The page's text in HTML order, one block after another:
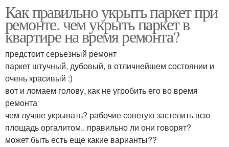
Как правильно укрыть паркет при
ремонте. чем укрыть паркет в
квартире на время ремонта?
предстоит серьезный ремонт
паркет штучный, дубовый, в отличнейшем состоянии и
очень красивый :)
вот и ломаем голову, как не угробить его во время
ремонта
чем лучше укрывать? рабочие советую застелить всю
площадь оргалитом.. правильно ли они говорят?
может быть есть еще какие варианты??